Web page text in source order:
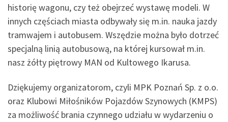
historię wagonu, czy też obejrzeć wystawę modeli. W
innych częściach miasta odbywały się m.in. nauka jazdy
tramwajem i autobusem. Wszędzie można było dotrzeć
specjalną linią autobusową, na której kursował m.in.
nasz żółty piętrowy MAN od Kultowego Ikarusa.
Dziękujemy organizatorom, czyli MPK Poznań Sp. z o.o.
oraz Klubowi Miłośników Pojazdów Szynowych (KMPS)
za możliwość brania czynnego udziału w wydarzeniu o